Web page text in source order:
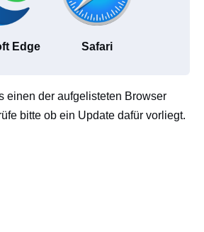
Edge Safari
einen der aufgelisteten Browser
bitte ob ein Update dafür vorliegt.